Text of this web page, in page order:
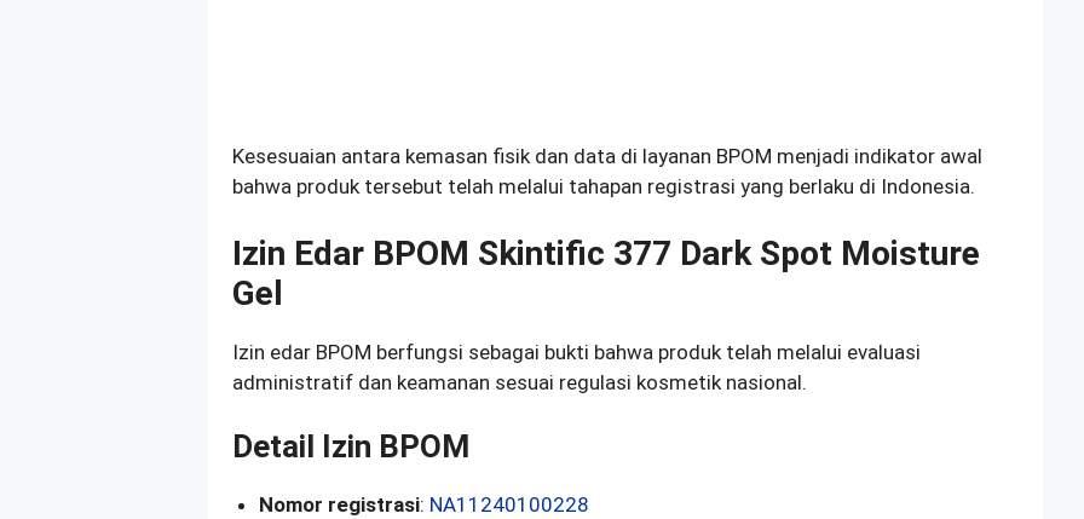
Kesesuaian antara kemasan fisik dan data di layanan BPOM menjadi indikator awal
bahwa produk tersebut telah melalui tahapan registrasi yang berlaku di Indonesia.
Izin Edar BPOM Skintific 377 Dark Spot Moisture
Gel
Izin edar BPOM berfungsi sebagai bukti bahwa produk telah melalui evaluasi
administratif dan keamanan sesuai regulasi kosmetik nasional.
Detail Izin BPOM
Nomor registrasi: NA11240100228